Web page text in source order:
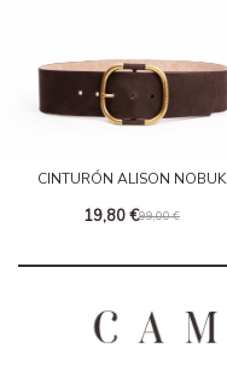
CINTURÓN ALISON NOBUK
19,80 €99,00 €